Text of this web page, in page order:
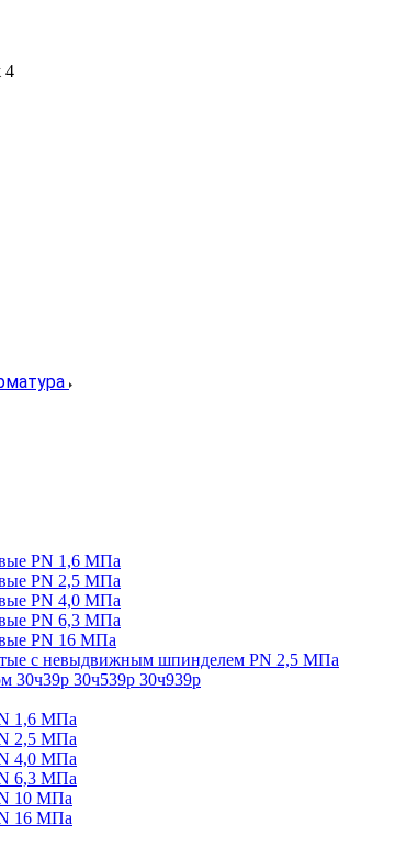
4
PN 1,6 МПа
PN 2,5 МПа
PN 4,0 МПа
PN 6,3 МПа
PN 16 МПа
с невыдвижным шпинделем PN 2,5 МПа
30ч39р 30ч539р 30ч939р
1,6 МПа
2,5 МПа
4,0 МПа
6,3 МПа
10 МПа
16 МПа